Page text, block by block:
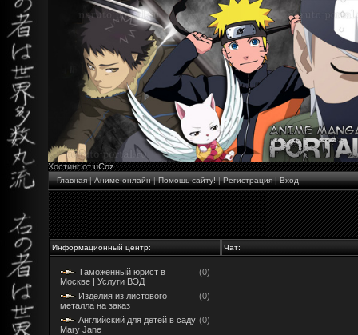
Хостинг отuCoz
Главная|Аниме онлайн|Помощь сайту!|Регистрация|Вход
Информационный центр: Чат:
Таможенный юрист в
Москве | Услуги ВЭД
(0)
Изделия из листового
металла на заказ
(0)
Английский для детей в саду
Mary Jane
(0)